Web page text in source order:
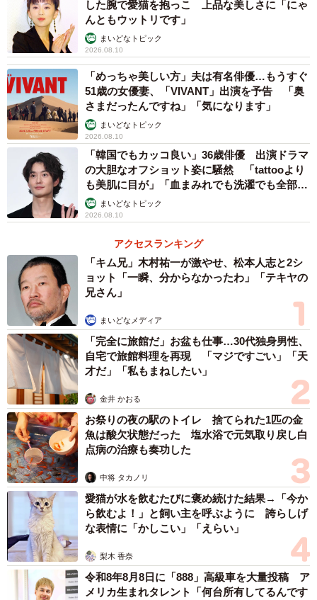
した腕で愛猫を抱っこ 上品な美しさに「にゃ
んともウットリです」
まいどなトピック
2026.08.10
「めっちゃ美しい方」夫は有名俳優…もうすぐ
51歳の女優妻、「VIVANT」出演を予告 「奥
さまだったんですね」「気になります」
まいどなトピック
2026.08.10
「韓国でもカッコ良い」36歳俳優 出演ドラマ
の大胆なオフショット姿に騒然 「tattooより
も美肌に目が」「血まみれでも洗濯でも全部か
っこいい」
まいどなトピック
2026.08.10
アクセスランキング
「キム兄」木村祐一が激やせ、松本人志と2シ
ョット「一瞬、分からなかったわ」「テキヤの
兄さん」
まいどなメディア
「完全に旅館だ」お盆も仕事…30代独身男性、
自宅で旅館料理を再現 「マジですごい」「天
才だ」「私もまねしたい」
金井 かおる
お祭りの夜の駅のトイレ 捨てられた1匹の金
魚は酸欠状態だった 塩水浴で元気取り戻し白
点病の治療も奏功した
中将 タカノリ
愛猫が水を飲むたびに褒め続けた結果→「今か
ら飲むよ！」と飼い主を呼ぶように 誇らしげ
な表情に「かしこい」「えらい」
梨木 香奈
令和8年8月8日に「888」高級車を大量投稿 ア
メリカ生まれタレント「何台所有してるんです